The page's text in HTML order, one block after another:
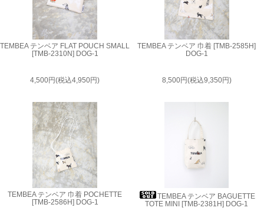
TEMBEA テンベア FLAT POUCH SMALL
[TMB-2310N] DOG-1
4,500円(税込4,950円)
TEMBEA テンベア 巾着 [TMB-2585H]
DOG-1
8,500円(税込9,350円)
TEMBEA テンベア 巾着 POCHETTE
[TMB-2586H] DOG-1
TEMBEA テンベア BAGUETTE
TOTE MINI [TMB-2381H] DOG-1